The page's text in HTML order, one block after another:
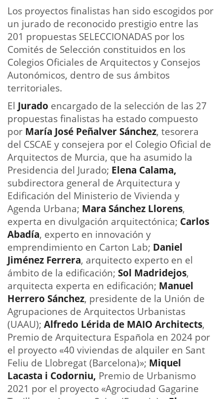
Los proyectos finalistas han sido escogidos por
un jurado de reconocido prestigio entre las
201 propuestas SELECCIONADAS por los
Comités de Selección constituidos en los
Colegios Oficiales de Arquitectos y Consejos
Autonómicos, dentro de sus ámbitos
territoriales.
El Jurado encargado de la selección de las 27
propuestas finalistas ha estado compuesto
por María José Peñalver Sánchez, tesorera
del CSCAE y consejera por el Colegio Oficial de
Arquitectos de Murcia, que ha asumido la
Presidencia del Jurado; Elena Calama,
subdirectora general de Arquitectura y
Edificación del Ministerio de Vivienda y
Agenda Urbana; Mara Sánchez Llorens,
experta en divulgación arquitectónica; Carlos
Abadía, experto en innovación y
emprendimiento en Carton Lab; Daniel
Jiménez Ferrera, arquitecto experto en el
ámbito de la edificación; Sol Madridejos,
arquitecta experta en edificación; Manuel
Herrero Sánchez, presidente de la Unión de
Agrupaciones de Arquitectos Urbanistas
(UAAU); Alfredo Lérida de MAIO Architects,
Premio de Arquitectura Española en 2024 por
el proyecto «40 viviendas de alquiler en Sant
Feliu de Llobregat (Barcelona)»; Miquel
Lacasta i Codorniu, Premio de Urbanismo
2021 por el proyecto «Agrociudad Gagarine